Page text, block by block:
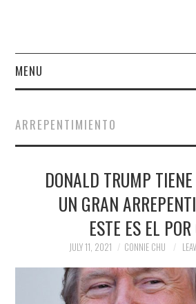
MENU
FINANCE
NEWS
POLITICS
SOCIETY
SPORTS
ARREPENTIMIENTO
DONALD TRUMP
UN GRAN
ESTE ES EL POR
JULY 11, 2021 CONNIE CHU